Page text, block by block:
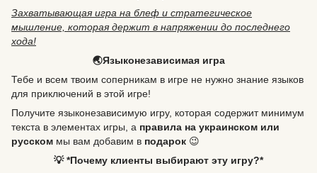
Захватывающая игра на блеф и стратегическое
мышление, которая держит в напряжении до последнего
хода!
🌏Языконезависимая игра
Тебе и всем твоим соперникам в игре не нужно знание языков
для приключений в этой игре!
Получите языконезависимую игру, которая содержит минимум
текста в элементах игры, а правила на украинском или
русском мы вам добавим в подарок 😉
💡 *Почему клиенты выбирают эту игру?*